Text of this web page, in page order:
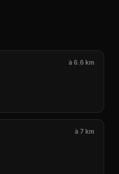
à 6.6 km
à 7 km